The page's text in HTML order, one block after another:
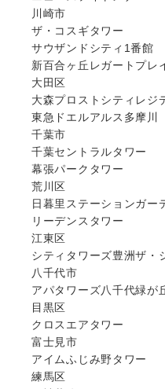
川崎市
ザ・コスギタワー
サウザンドシティ1番館
新百合ヶ丘レガートプレ
大田区
大森プロストシティレジ
東急ドエルアルス多摩川
千葉市
千葉セントラルタワー
幕張パークタワー
荒川区
日暮里ステーションガー
リーデンスタワー
江東区
シティタワーズ豊洲ザ・
八千代市
アパタワーズ八千代緑が
目黒区
クロスエアタワー
富士見市
アイムふじみ野タワー
練馬区